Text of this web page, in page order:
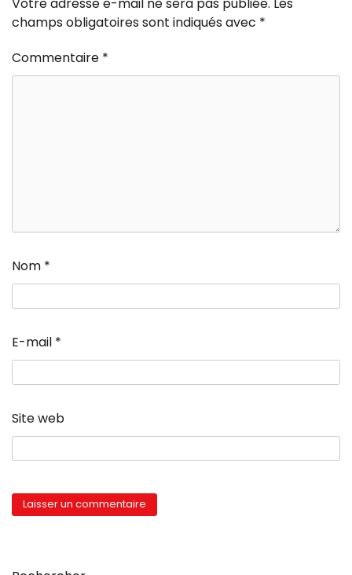
champs obligatoires sont indiqués avec *
Commentaire *
Nom *
E-mail *
Site web